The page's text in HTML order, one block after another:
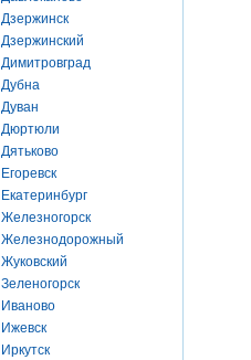
Дзержинск
Дзержинский
Димитровград
Дубна
Дуван
Дюртюли
Дятьково
Егоревск
Екатеринбург
Железногорск
Железнодорожный
Жуковский
Зеленогорск
Иваново
Ижевск
Иркутск